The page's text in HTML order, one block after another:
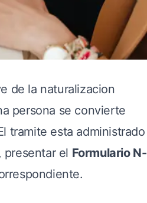
de la naturalizacion
persona se convierte
tramite esta administrado
el Formulario N-